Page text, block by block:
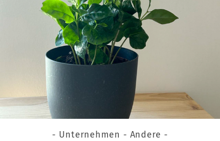
- Unternehmen - Andere -